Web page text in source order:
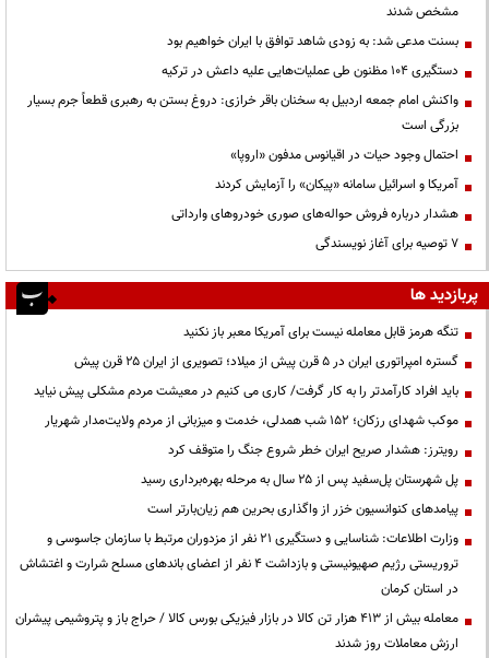
مشخص شدند
بسنت مدعی شد: به زودی شاهد توافق با ایران خواهیم بود
دستگیری ۱۰۴ مظنون طی عملیات‌هایی علیه داعش در ترکیه
واکنش امام جمعه اردبیل به سخنان باقر خرازی: دروغ بستن به رهبری قطعاً جرم بسیار
بزرگی است
احتمال وجود حیات در اقیانوس مدفون «اروپا»
آمریکا و اسرائیل سامانه «پیکان» را آزمایش کردند
هشدار درباره فروش حواله‌های صوری خودروهای وارداتی
۷ توصیه برای آغاز نویسندگی
پربازدید ها
تنگه هرمز قابل معامله نیست برای آمریکا معبر باز نکنید
گستره امپراتوری ایران در ۵ قرن پیش از میلاد؛ تصویری از ایران ۲۵ قرن پیش
باید افراد کارآمدتر را به کار گرفت/ کاری می کنیم در معیشت مردم مشکلی پیش نیاید
موکب شهدای رزکان؛ ۱۵۲ شب همدلی، خدمت و میزبانی از مردم ولایت‌مدار شهریار
رویترز: هشدار صریح ایران خطر شروع جنگ را متوقف کرد
پل شهرستان پل‌سفید پس از ۲۵ سال به مرحله بهره‌برداری رسید
پیامدهای کنوانسیون خزر از واگذاری بحرین هم زیان‌بارتر است
وزارت اطلاعات: شناسایی و دستگیری ۲۱ نفر از مزدوران مرتبط با سازمان جاسوسی و
تروریستی رژیم صهیونیستی و بازداشت ۴ نفر از اعضای باندهای مسلح شرارت و اغتشاش
در استان کرمان
معامله بیش از ۴۱۳ هزار تن کالا در بازار فیزیکی بورس کالا / حراج باز و پتروشیمی پیشران
ارزش معاملات روز شدند